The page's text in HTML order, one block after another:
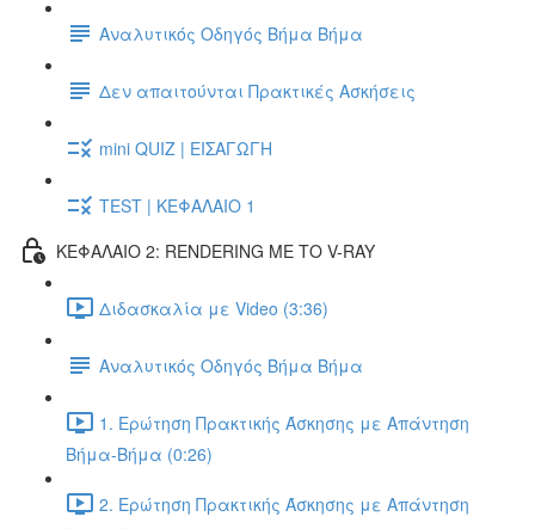
Αναλυτικός Οδηγός Βήμα Βήμα
Δεν απαιτούνται Πρακτικές Ασκήσεις
mini QUIZ | ΕΙΣΑΓΩΓΗ
TEST | ΚΕΦΑΛΑΙΟ 1
ΚΕΦΑΛΑΙΟ 2: RENDERING ΜΕ ΤΟ V-RAY
Διδασκαλία με Video (3:36)
Αναλυτικός Οδηγός Βήμα Βήμα
1. Ερώτηση Πρακτικής Άσκησης με Απάντηση
Βήμα-Βήμα (0:26)
2. Ερώτηση Πρακτικής Άσκησης με Απάντηση